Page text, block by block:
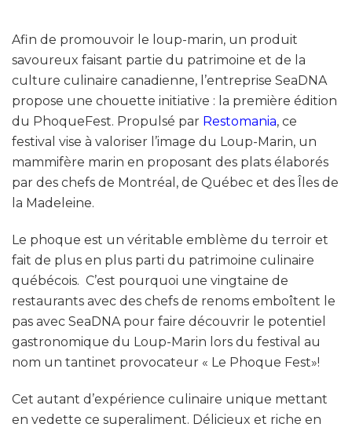
Afin de promouvoir le loup-marin, un produit
savoureux faisant partie du patrimoine et de la
culture culinaire canadienne, l’entreprise SeaDNA
propose une chouette initiative : la première édition
du PhoqueFest. Propulsé par Restomania, ce
festival vise à valoriser l’image du Loup-Marin, un
mammifère marin en proposant des plats élaborés
par des chefs de Montréal, de Québec et des Îles de
la Madeleine.
Le phoque est un véritable emblème du terroir et
fait de plus en plus parti du patrimoine culinaire
québécois. C’est pourquoi une vingtaine de
restaurants avec des chefs de renoms emboîtent le
pas avec SeaDNA pour faire découvrir le potentiel
gastronomique du Loup-Marin lors du festival au
nom un tantinet provocateur « Le Phoque Fest»!
Cet autant d’expérience culinaire unique mettant
en vedette ce superaliment. Délicieux et riche en